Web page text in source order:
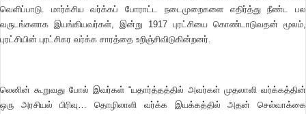
வெளிப்பாடு. மார்க்சிய வர்க்கப் போராட்ட நடைமுறைகளை எதிர்த்து நீண்ட பல
வருடங்களாக இயங்கியவர்கள், இன்று 1917 புரட்சியை கொண்டாடுவதன் மூலம்,
புரட்சியின் புரட்சிகர வர்க்க சாரத்தை உறிஞ்சிவிடுகின்றனர்.
லெனின் கூறுவது போல் இவர்கள் “யதார்த்தத்தில் அவர்கள் முதலாளி வர்க்கத்தின்
ஒரு அரசியல் பிரிவு… தொழிலாளி வர்க்க இயக்கத்தில் அதன் செல்வாக்கை